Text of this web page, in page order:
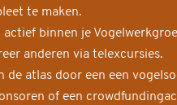
te maken.
actief binnen je
anderen via telexcursies.
de atlas door een een
of een